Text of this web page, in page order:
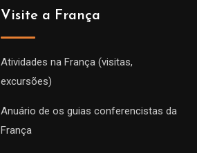
Visite a França
Atividades na França (visitas,
excursões)
Anuário de os guias conferencistas da
França